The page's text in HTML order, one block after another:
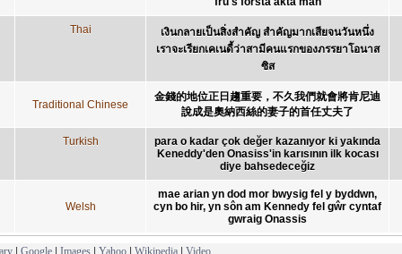
Thai
เงินกลายเป็นสิ่งสำคัญ สำคัญมากเสียจนวันหนึ่ง
เราจะเรียกเคเนดี้ว่าสามีคนแรกของภรรยาโอนาส
ซิส
Traditional Chinese
金錢的地位正日趨重要，不久我們就會將肯尼迪
說成是奧納西絲的妻子的首任丈夫了
Turkish
para o kadar çok değer kazanıyor ki yakında
Keneddy'den Onasiss'in karısının ilk kocası
diye bahsedeceğiz
Welsh
mae arian yn dod mor bwysig fel y byddwn,
cyn bo hir, yn sôn am Kennedy fel gŵr cyntaf
gwraig Onassis
| Google | Images | Yahoo | Wikipedia | Video